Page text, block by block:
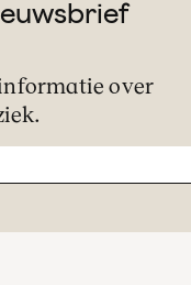
over